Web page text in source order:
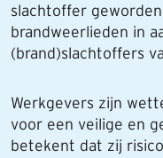
slachtoffer
brandweerlieden in
(brand)slachtoffers
Werkgevers zijn
voor een veilige en
betekent dat zij